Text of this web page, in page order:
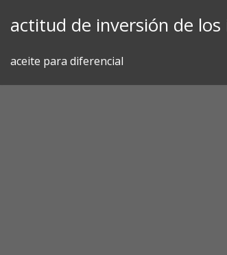
actitud de inversión de los
aceite para diferencial